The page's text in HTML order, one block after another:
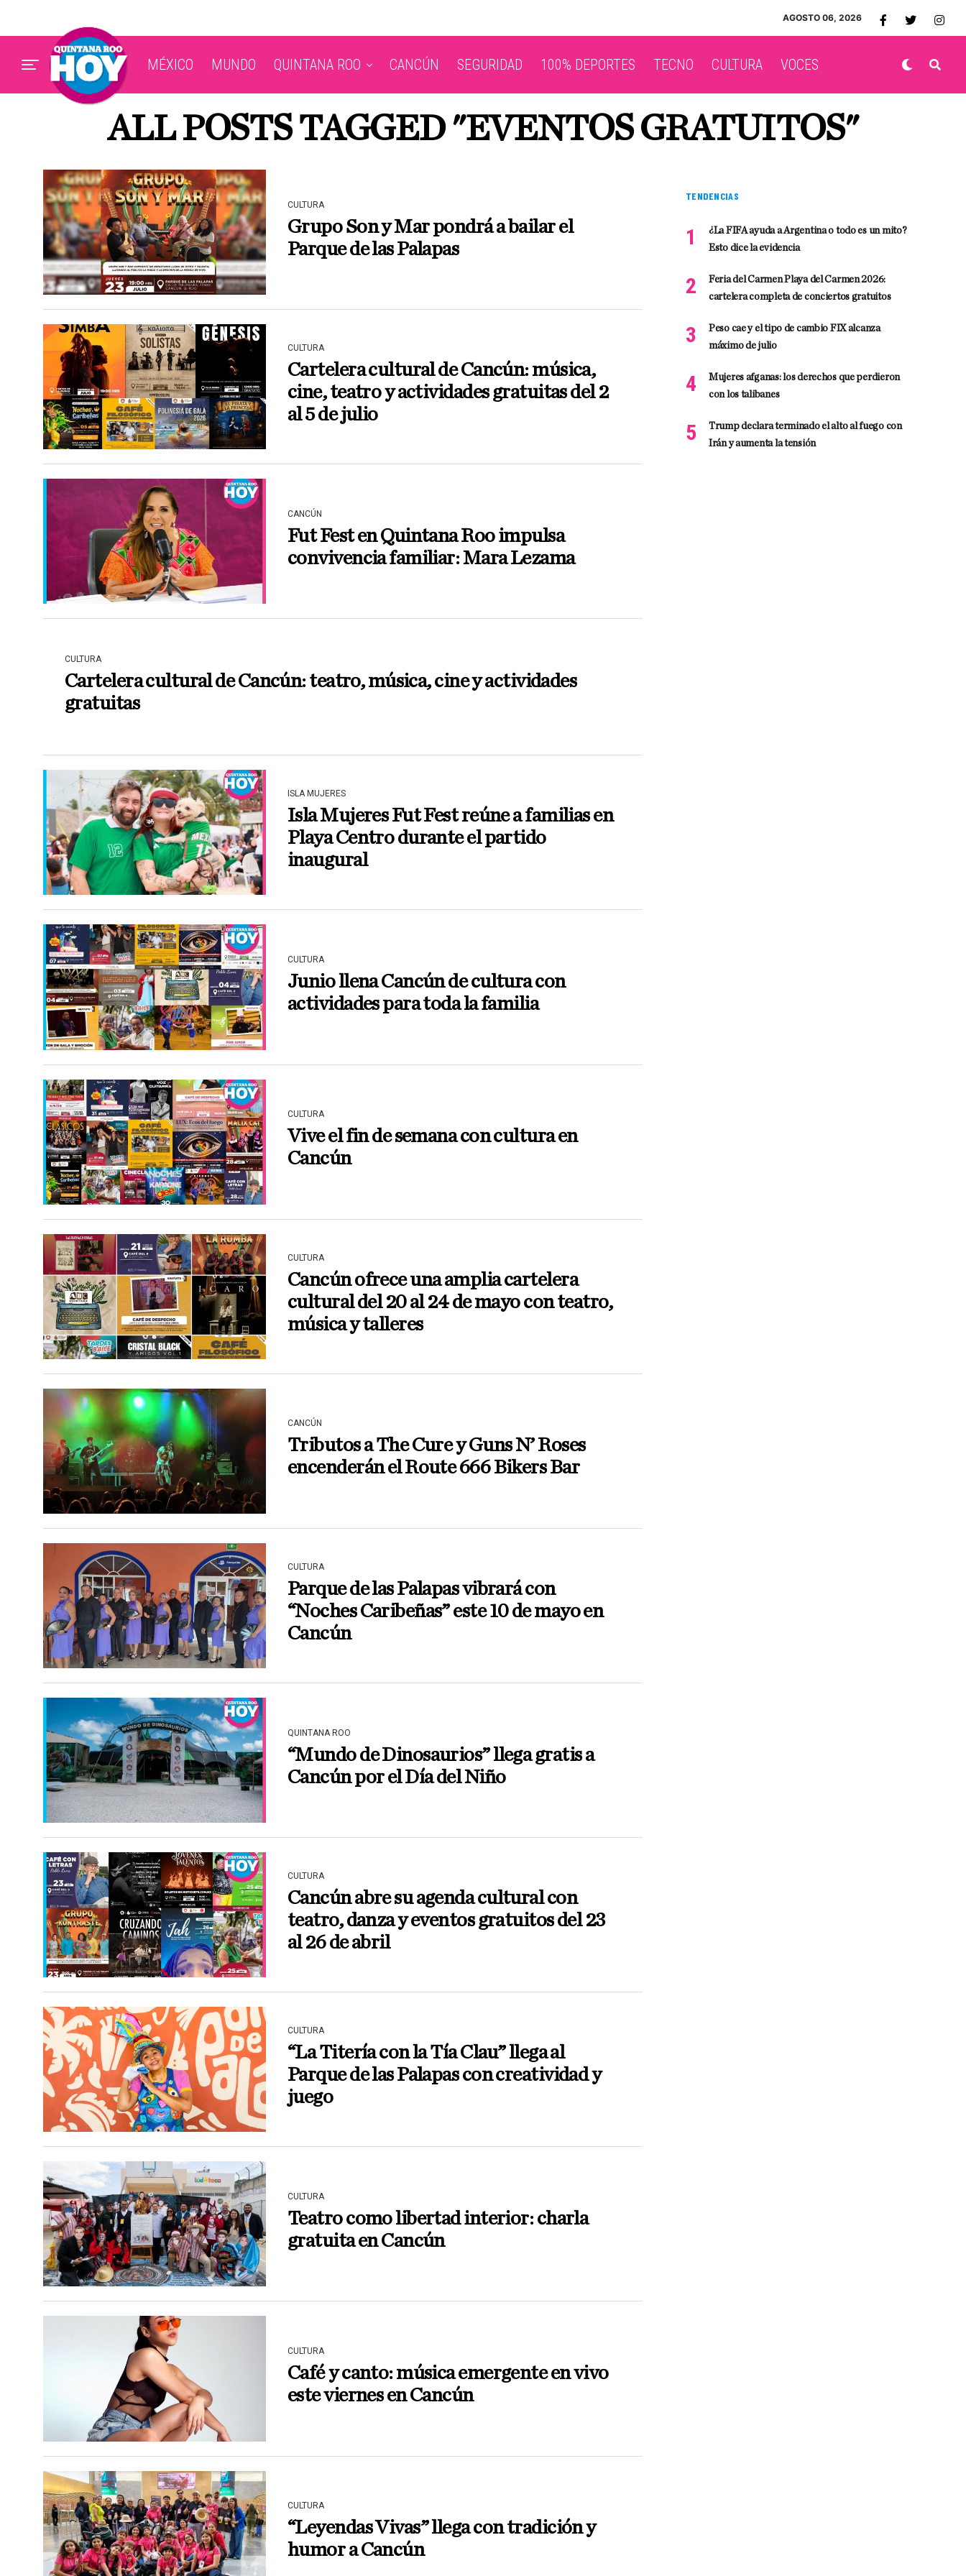
AGOSTO 06, 2026
MÉXICO MUNDO QUINTANA ROO CANCÚN SEGURIDAD 100% DEPORTES TECNO CULTURA VOCES
ALL POSTS TAGGED "EVENTOS GRATUITOS"
CULTURA
Grupo Son y Mar pondrá a bailar el
Parque de las Palapas
CULTURA
Cartelera cultural de Cancún: música,
cine, teatro y actividades gratuitas del 2
al 5 de julio
CANCÚN
Fut Fest en Quintana Roo impulsa
convivencia familiar: Mara Lezama
CULTURA
Cartelera cultural de Cancún: teatro, música, cine y actividades
gratuitas
ISLA MUJERES
Isla Mujeres Fut Fest reúne a familias en
Playa Centro durante el partido
inaugural
CULTURA
Junio llena Cancún de cultura con
actividades para toda la familia
CULTURA
Vive el fin de semana con cultura en
Cancún
CULTURA
Cancún ofrece una amplia cartelera
cultural del 20 al 24 de mayo con teatro,
música y talleres
CANCÚN
Tributos a The Cure y Guns N’ Roses
encenderán el Route 666 Bikers Bar
CULTURA
Parque de las Palapas vibrará con
“Noches Caribeñas” este 10 de mayo en
Cancún
QUINTANA ROO
“Mundo de Dinosaurios” llega gratis a
Cancún por el Día del Niño
CULTURA
Cancún abre su agenda cultural con
teatro, danza y eventos gratuitos del 23
al 26 de abril
CULTURA
“La Titería con la Tía Clau” llega al
Parque de las Palapas con creatividad y
juego
CULTURA
Teatro como libertad interior: charla
gratuita en Cancún
CULTURA
Café y canto: música emergente en vivo
este viernes en Cancún
CULTURA
“Leyendas Vivas” llega con tradición y
humor a Cancún
TENDENCIAS
¿La FIFA ayuda a Argentina o todo es un mito?
Esto dice la evidencia
Feria del Carmen Playa del Carmen 2026:
cartelera completa de conciertos gratuitos
Peso cae y el tipo de cambio FIX alcanza
máximo de julio
Mujeres afganas: los derechos que perdieron
con los talibanes
Trump declara terminado el alto al fuego con
Irán y aumenta la tensión